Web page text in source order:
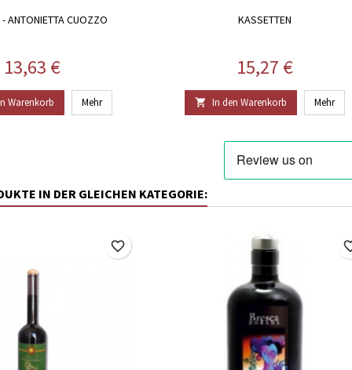
ANTONIETTA CUOZZO
Preis
13,63 €
Warenkorb Mehr
KASSETTEN
Preis
15,27 €
 In den Warenkorb Mehr
IN DER GLEICHEN KATEGORIE:
favorite_border